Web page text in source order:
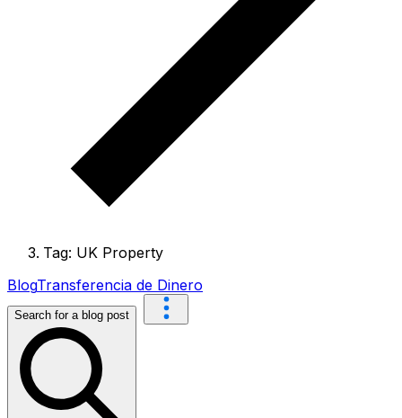
Tag: UK Property
BlogTransferencia de Dinero
Search for a blog post